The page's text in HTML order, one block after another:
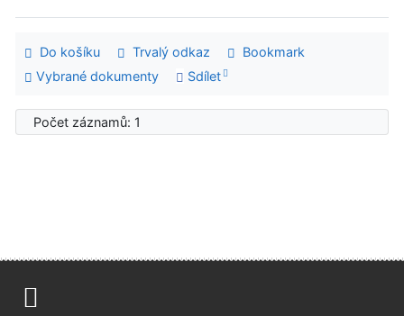
Do košíku Trvalý odkaz
Bookmark
Vybrané dokumenty
Sdílet
Počet záznamů: 1